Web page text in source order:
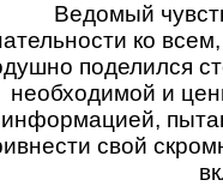
Ведомый
ко всем,
поделился
необходимой и
информацией,
свой